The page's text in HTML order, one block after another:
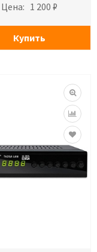
Цена: 1 200 ₽
Купить